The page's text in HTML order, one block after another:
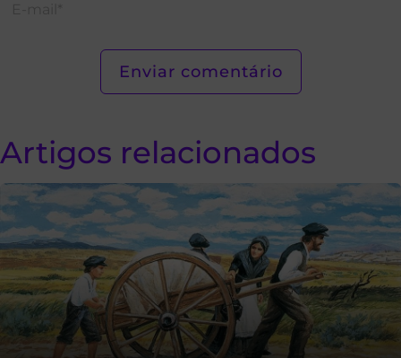
Artigos relacionados